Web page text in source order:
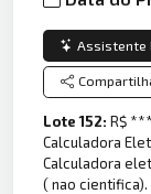
Assistente
Lote 152:R$
Calculadora
Calculadora
( nao